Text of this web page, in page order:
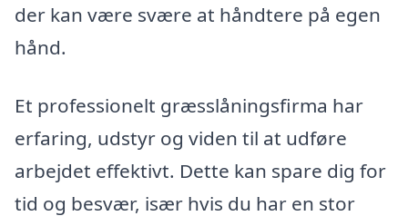
der kan være svære at håndtere på egen
hånd.
Et professionelt græsslåningsfirma har
erfaring, udstyr og viden til at udføre
arbejdet effektivt. Dette kan spare dig for
tid og besvær, især hvis du har en stor